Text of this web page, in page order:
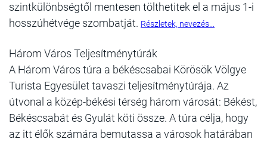
szintkülönbségtől mentesen tölthetitek el a május 1-i
hosszúhétvége szombatját. Részletek, nevezés...
Három Város Teljesítménytúrák
A Három Város túra a békéscsabai Körösök Völgye
Turista Egyesület tavaszi teljesítménytúrája. Az
útvonal a közép-békési térség három városát: Békést,
Békéscsabát és Gyulát köti össze. A túra célja, hogy
az itt élők számára bemutassa a városok határában